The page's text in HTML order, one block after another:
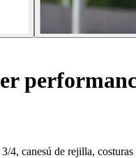
canesú de rejilla,